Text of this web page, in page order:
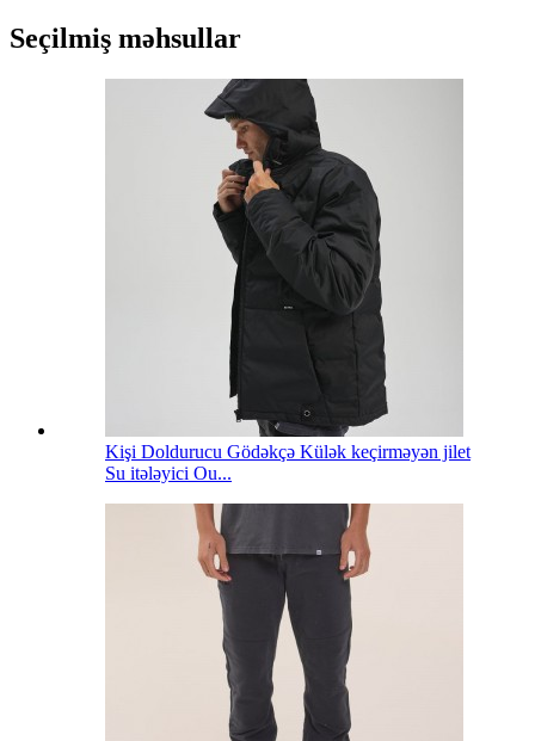
Seçilmiş məhsullar
Kişi Doldurucu Gödəkçə Külək keçirməyən jilet
Su itələyici Ou...